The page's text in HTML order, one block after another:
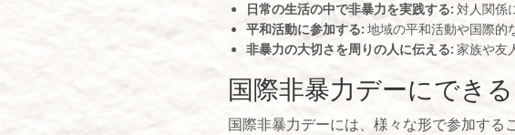
日常の生活の中で非暴力を実践する: 対人関係
平和活動に参加する: 地域の平和活動や国際的
非暴力の大切さを周りの人に伝える: 家族や友
国際非暴力デーにでき
国際非暴力デーには、様々な形で参加する